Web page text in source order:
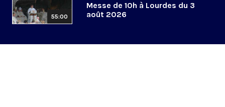
55:00
Messe de 10h à Lourdes du 3
août 2026